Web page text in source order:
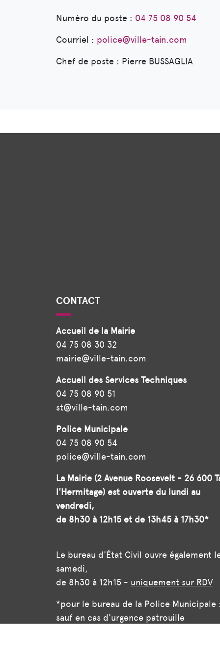
Numéro du poste : 04 75 08 90 54
Courriel : police@ville-tain.com
Chef de poste : Pierre BUSSAGLIA
CONTACT
Accueil de la Mairie
04 75 08 30 32
mairie@ville-tain.com
Accueil des Services Techniques
04 75 08 90 51
st@ville-tain.com
Police Municipale
04 75 08 90 54
police@ville-tain.com
La Mairie (2 Avenue Roosevelt - 26 600
l'Hermitage) est ouverte du lundi au
vendredi,
de 8h30 à 12h15 et de 13h45 à 17h30*
Le bureau d'État Civil ouvre également
samedi,
de 8h30 à 12h15 - uniquement sur RDV
*pour le bureau de la Police Municipale
sauf en cas d'urgence patrouille